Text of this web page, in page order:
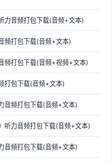
力音频打包下载(音频+文本)
频打包下载(音频+文本)
频打包下载(音频+视频+文本)
打包下载(音频+文本)
音频打包下载(音频+文本)
听力音频打包下载(音频+文本)
音频打包下载(音频+文本)